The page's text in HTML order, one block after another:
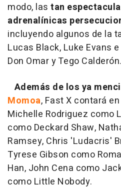
modo, las tan
adrenalínicas
incluyendo algunos de la
Lucas Black, Luke Evans
Don Omar y Tego Calderón.
Además de los ya
Momoa, Fast X contará
Michelle Rodriguez como
como Deckard Shaw,
Ramsey, Chris 'Ludacris'
Tyrese Gibson como
Han, John Cena como
como Little Nobody.